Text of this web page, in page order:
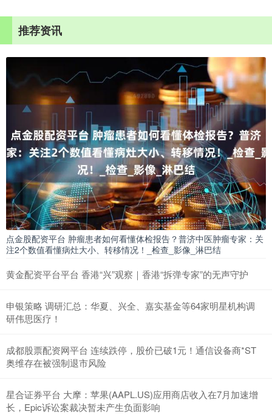
推荐资讯
点金股配资平台 肿瘤患者如何看懂体检报告？普济中医肿瘤专家：关
注2个数值看懂病灶大小、转移情况！_检查_影像_淋巴结
黄金配资平台平台 香港“兴”观察｜香港“拆弹专家”的无声守护
申银策略 调研汇总：华夏、兴全、嘉实基金等64家明星机构调
研伟思医疗！
成都股票配资网平台 连续跌停，股价已破1元！通信设备商*ST
奥维存在被强制退市风险
星合证券平台 大摩：苹果(AAPL.US)应用商店收入在7月加速增
长，Epic诉讼案裁决暂未产生负面影响